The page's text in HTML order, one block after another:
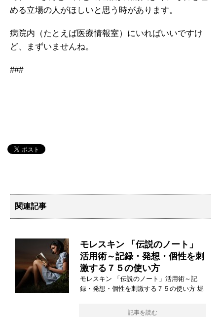
める立場の人がほしいと思う時があります。
病院内（たとえば医療情報室）にいればいいですけ
ど、まずいませんね。
###
関連記事
モレスキン 「伝説のノート」
活用術～記録・発想・個性を刺
激する７５の使い方
モレスキン 「伝説のノート」活用術～記
録・発想・個性を刺激する７５の使い方 堀
記事を読む